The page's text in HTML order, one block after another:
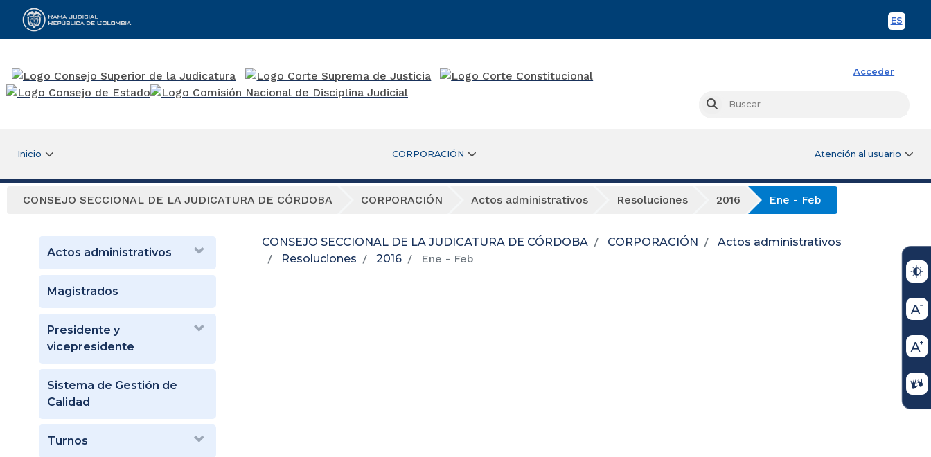
ES
Rama Judicial
Acceder
Buscar
Inicio CORPORACIÓN Atención al usuario
CONSEJO SECCIONAL DE LA JUDICATURA DE CÓRDOBA CORPORACIÓN Actos administrativos Resoluciones 2016 Ene - Feb
Actos administrativos
Magistrados
Presidente y
vicepresidente
Sistema de Gestión de
Calidad
Turnos
CONSEJO SECCIONAL DE LA JUDICATURA DE CÓRDOBA CORPORACIÓN
Actos administrativos
Resoluciones
2016 Ene - Feb